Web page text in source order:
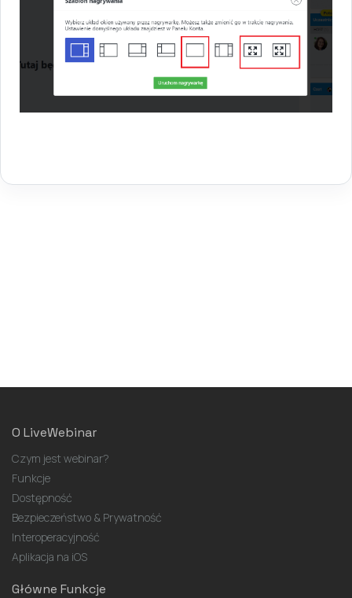
O LiveWebinar
Czym jest webinar?
Funkcje
Dostępność
Bezpieczeństwo & Prywatność
Interoperacyjność
Aplikacja na iOS
Główne Funkcje